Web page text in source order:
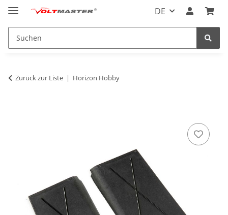
DE
Zurück zur Liste Horizon Hobby